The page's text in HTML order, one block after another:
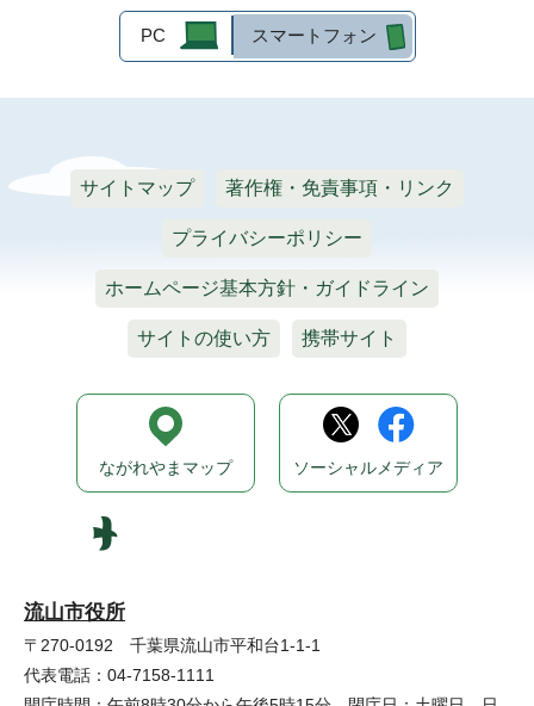
PC スマートフォン
サイトマップ 著作権・免責事項・リンク
プライバシーポリシー
ホームページ基本方針・ガイドライン
サイトの使い方 携帯サイト
流山市役所
〒270-0192 千葉県流山市平和台1-1-1
代表電話：04-7158-1111
ながれやまマップ ソーシャルメディア